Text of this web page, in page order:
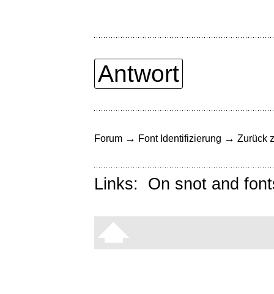
Antwort
Forum → Font Identifizierung → Zurück
Links: On snot and